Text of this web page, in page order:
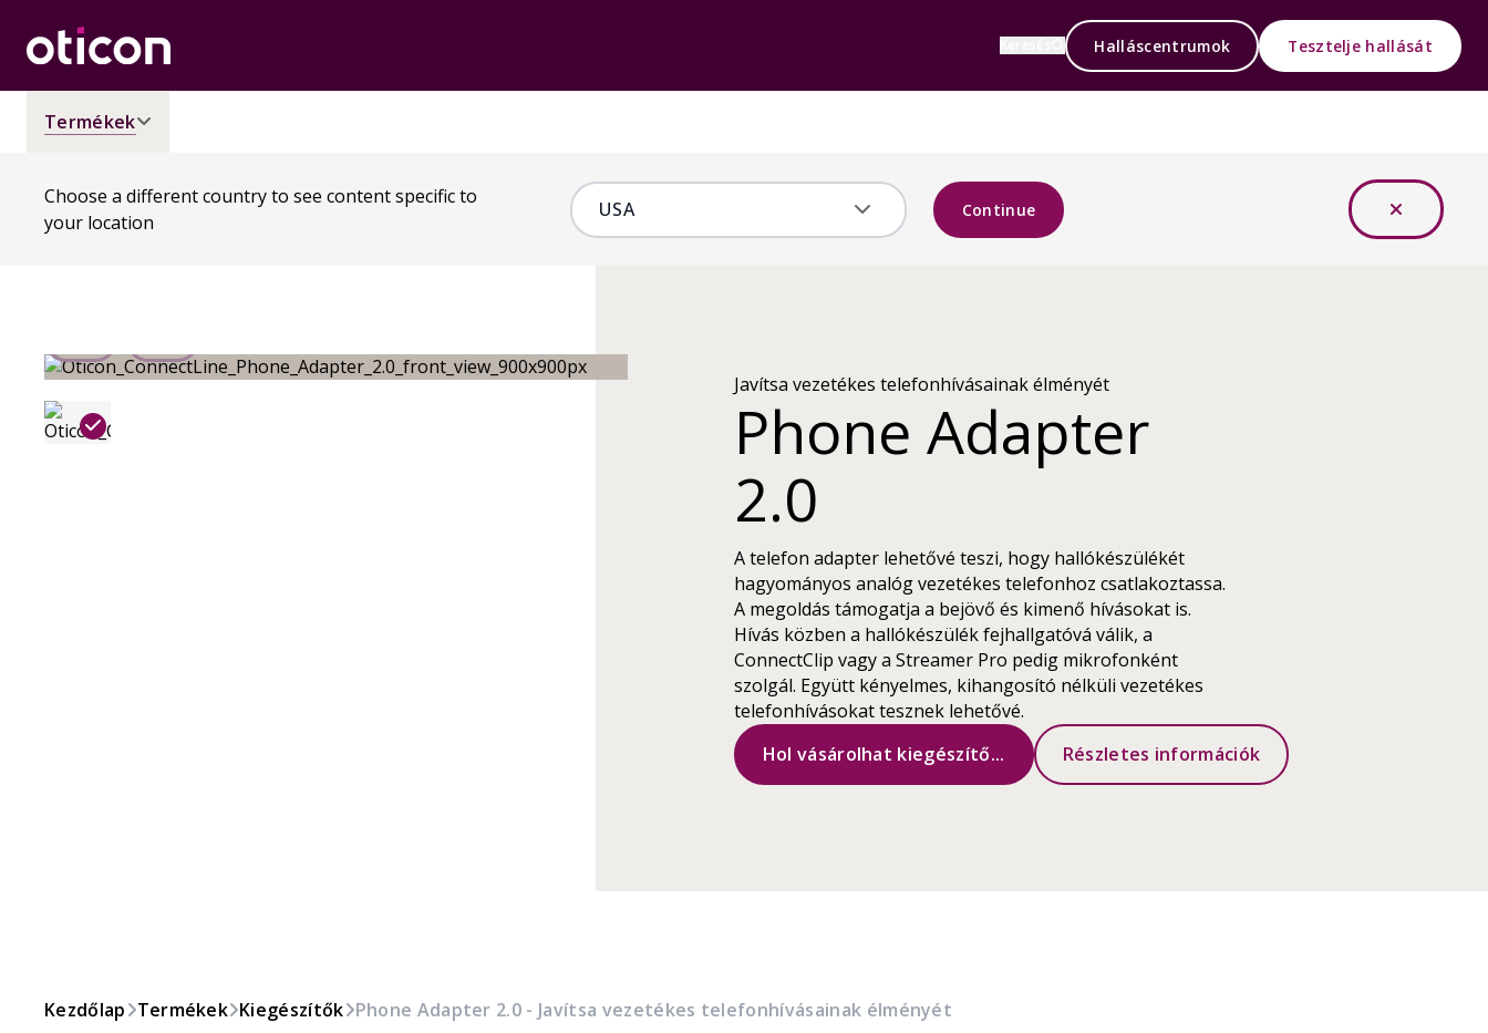
Halláscentrumok Tesztelje hallását
Termékek
Choose a different country to see content specific to
your location
Continue
Javítsa vezetékes telefonhívásainak élményét
Phone Adapter
2.0
A telefon adapter lehetővé teszi, hogy hallókészülékét
hagyományos analóg vezetékes telefonhoz csatlakoztassa.
A megoldás támogatja a bejövő és kimenő hívásokat is.
Hívás közben a hallókészülék fejhallgatóvá válik, a
ConnectClip vagy a Streamer Pro pedig mikrofonként
szolgál. Együtt kényelmes, kihangosító nélküli vezetékes
telefonhívásokat tesznek lehetővé.
Hol vásárolhat kiegészítő...
Részletes információk
Kezdőlap Termékek Kiegészítők Phone Adapter 2.0 - Javítsa vezetékes telefonhívásainak élményét